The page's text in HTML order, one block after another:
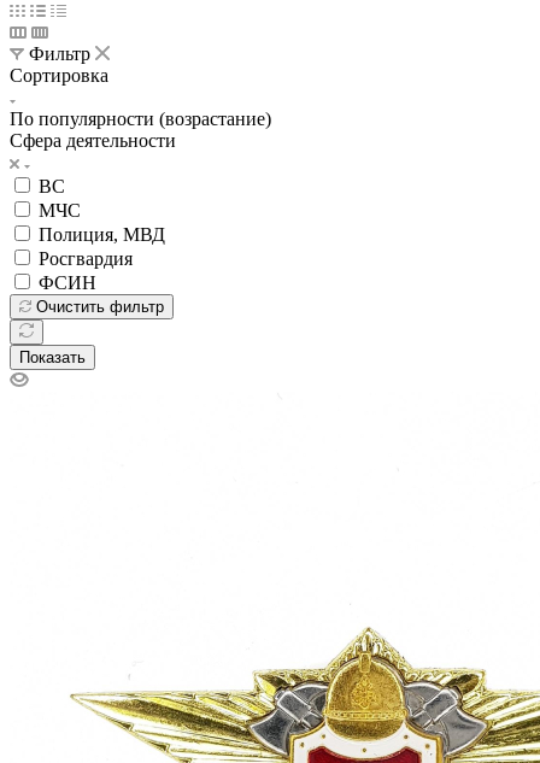
Фильтр
Сортировка
По популярности (возрастание)
Сфера деятельности
ВС
МЧС
Полиция, МВД
Росгвардия
ФСИН
Очистить фильтр
Показать